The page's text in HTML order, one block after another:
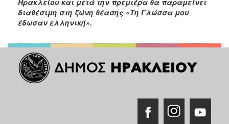
διαθέσιμη στη ζώνη θέασης «Τη Γλώσσα μου
έδωσαν ελληνική».